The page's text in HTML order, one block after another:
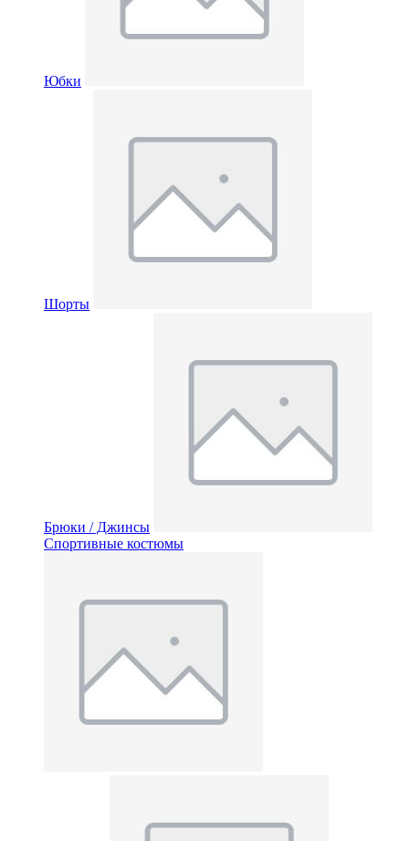
Юбки
Шорты
Брюки / Джинсы
Спортивные костюмы